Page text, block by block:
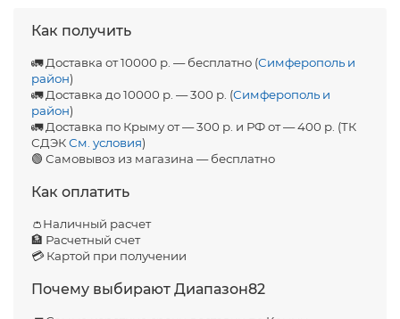
Как получить
🚛 Доставка от 10000 р. — бесплатно (Симферополь и
район)
🚛 Доставка до 10000 р. — 300 р. (Симферополь и
район)
🚛 Доставка по Крыму от — 300 р. и РФ от — 400 р. (ТК
СДЭКСм. условия)
🟢 Самовывоз из магазина — бесплатно
Как оплатить
👛Наличный расчет
🏦 Расчетный счет
💳 Картой при получении
Почему выбирают Диапазон82